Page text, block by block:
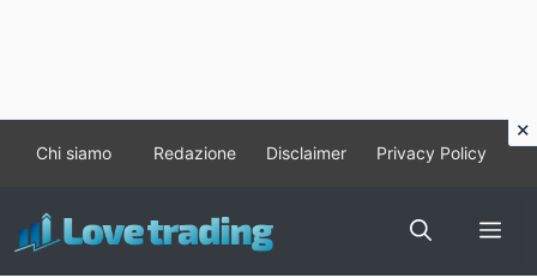
contenuto
Chi siamo Redazione Disclaimer Privacy Policy